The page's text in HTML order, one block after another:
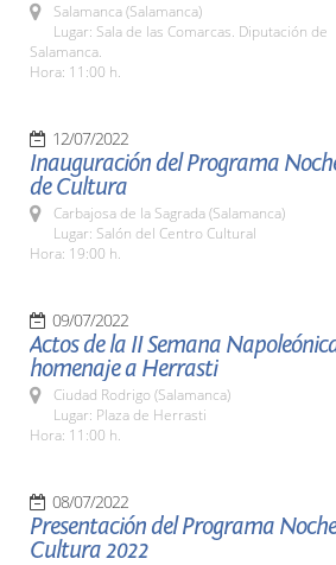
Salamanca (Salamanca)
Lugar: Sala de las Comarcas. Diputación de
Salamanca.
Hora: 11:00 h.
12/07/2022
Inauguración del Programa
de Cultura
Carbajosa de la Sagrada (Salamanca)
Lugar: Salón del Centro Cultural
Hora: 19:00 h.
09/07/2022
Actos de la II Semana
homenaje a Herrasti
Ciudad Rodrigo (Salamanca)
Lugar: Plaza de Herrasti
Hora: 11:00 h.
08/07/2022
Presentación del Programa
Cultura 2022